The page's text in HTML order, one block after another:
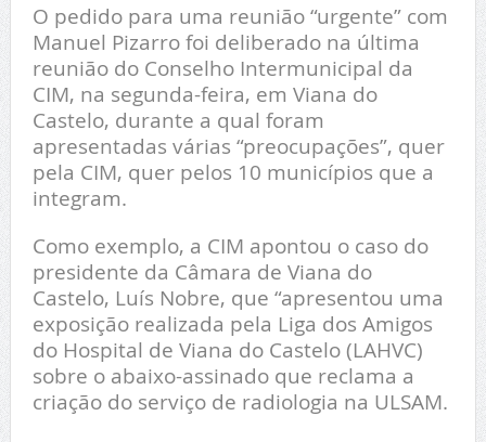
O pedido para uma reunião “urgente” com
Manuel Pizarro foi deliberado na última
reunião do Conselho Intermunicipal da
CIM, na segunda-feira, em Viana do
Castelo, durante a qual foram
apresentadas várias “preocupações”, quer
pela CIM, quer pelos 10 municípios que a
integram.
Como exemplo, a CIM apontou o caso do
presidente da Câmara de Viana do
Castelo, Luís Nobre, que “apresentou uma
exposição realizada pela Liga dos Amigos
do Hospital de Viana do Castelo (LAHVC)
sobre o abaixo-assinado que reclama a
criação do serviço de radiologia na ULSAM.